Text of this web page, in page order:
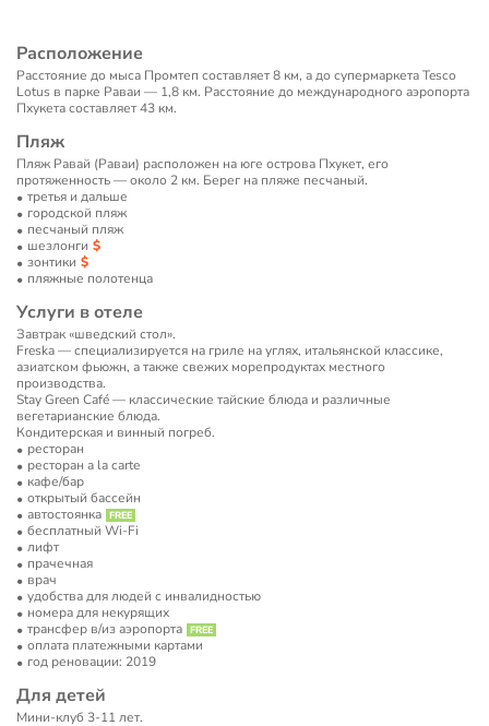
Расположение
Расстояние до мыса Промтеп составляет 8 км, а до супермаркета Tesco
Lotus в парке Раваи — 1,8 км. Расстояние до международного аэропорта
Пхукета составляет 43 км.
Пляж
Пляж Равай (Раваи) расположен на юге острова Пхукет, его
протяженность — около 2 км. Берег на пляже песчаный.
третья и дальше
городской пляж
песчаный пляж
шезлонги
зонтики
пляжные полотенца
Услуги в отеле
Завтрак «шведский стол».
Freska — специализируется на гриле на углях, итальянской классике,
азиатском фьюжн, а также свежих морепродуктах местного
производства.
Stay Green Café — классические тайские блюда и различные
вегетарианские блюда.
Кондитерская и винный погреб.
ресторан
ресторан a la carte
кафе/бар
открытый бассейн
автостоянка
бесплатный Wi-Fi
лифт
прачечная
врач
удобства для людей с инвалидностью
номера для некурящих
трансфер в/из аэропорта
оплата платежными картами
год реновации: 2019
Для детей
Мини-клуб 3-11 лет.